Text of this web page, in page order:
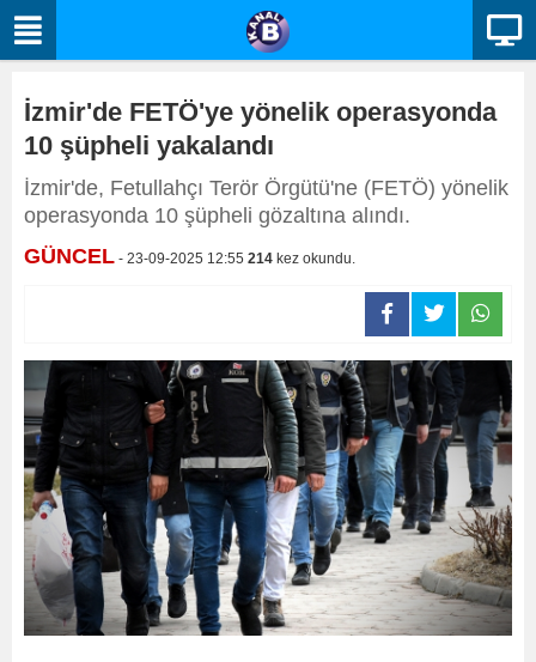
İzmir'de FETÖ'ye yönelik operasyonda
10 şüpheli yakalandı
İzmir'de, Fetullahçı Terör Örgütü'ne (FETÖ) yönelik
operasyonda 10 şüpheli gözaltına alındı.
GÜNCEL - 23-09-2025 12:55 214 kez okundu.